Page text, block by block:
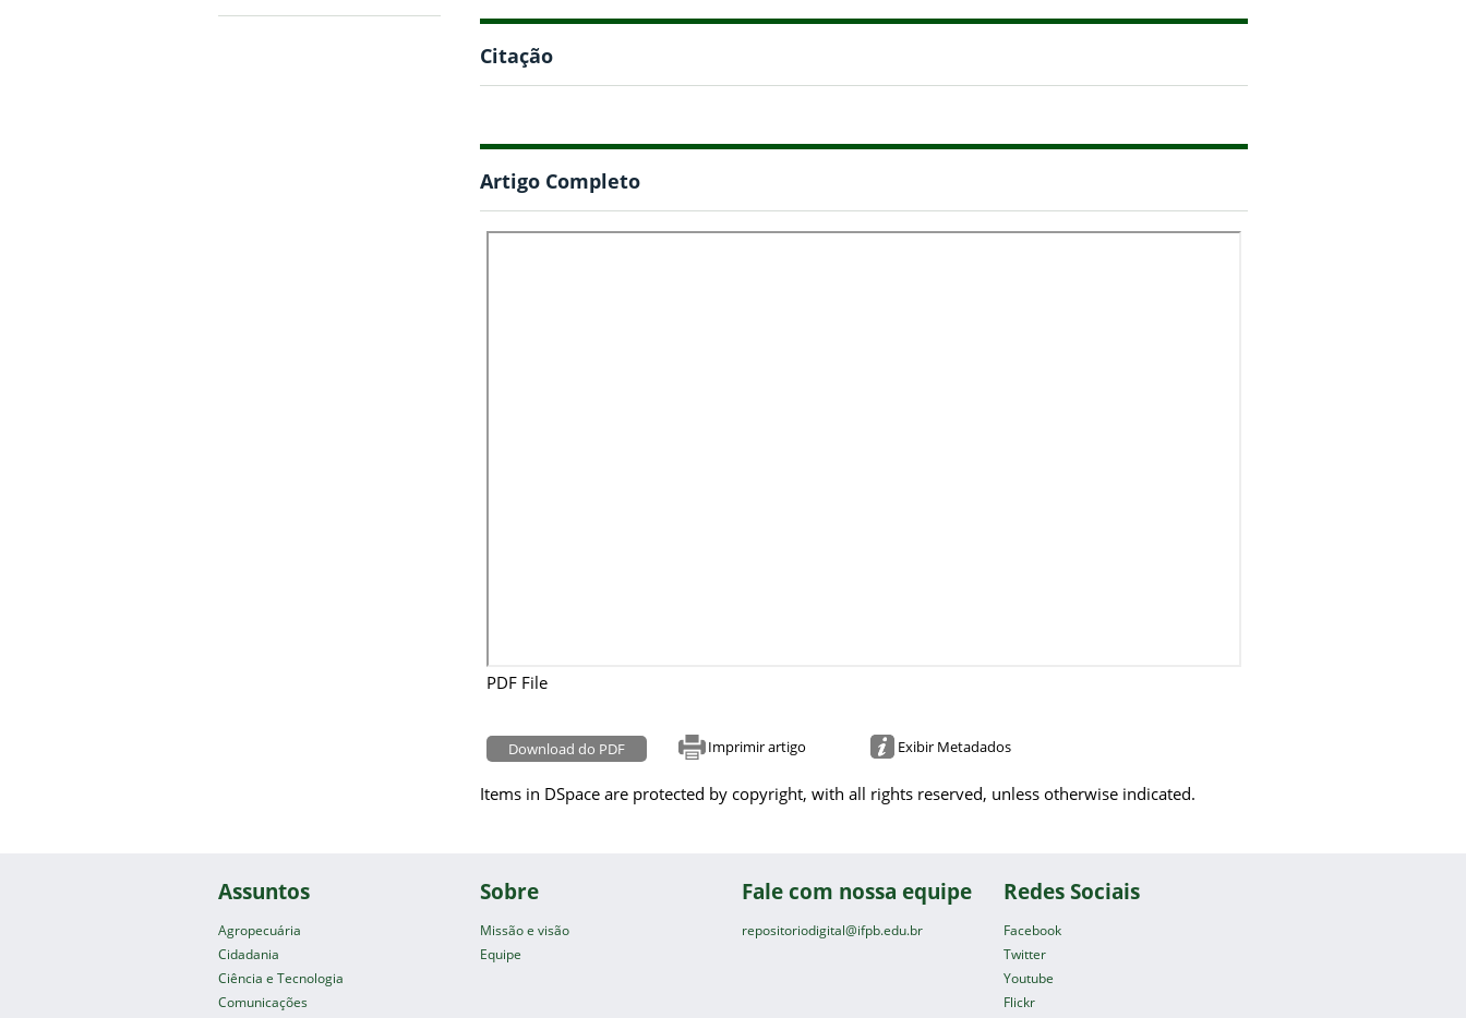
Citação
Artigo Completo
PDF File
Download do PDF Imprimir artigo Exibir Metadados
Items in DSpace are protected by copyright, with all rights reserved, unless otherwise indicated.
Assuntos
Agropecuária
Cidadania
Ciência e Tecnologia
Comunicações
Sobre
Missão e visão
Equipe
Fale com nossa equipe
repositoriodigital@ifpb.edu.br
Redes Sociais
Facebook
Twitter
Youtube
Flickr